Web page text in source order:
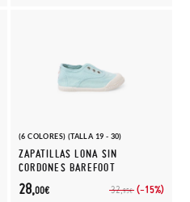
(6 COLORES) (TALLA 19 - 30)
ZAPATILLAS LONA SIN
CORDONES BAREFOOT
32,95€ (-15%)
28,00€